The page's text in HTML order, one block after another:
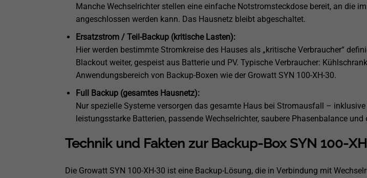
Manche Wechselrichter stellen eine einfache Notstromsteckdose bereit, an die
angeschlossen werden kann. Das Hausnetz bleibt abgeschaltet.
Ersatzstrom / Teil-Backup (kritische Lasten):
Hier werden bestimmte Stromkreise des Hauses als „kritische Verbraucher“
Blackout weiter, gespeist aus Batterie und PV. Typische Verbraucher:
Anwendungsbereich von Backup-Boxen wie der Growatt SYN 100-XH-30.
Full Backup (gesamtes Hausnetz):
Nur spezielle Systeme versorgen das gesamte Haus bei Stromausfall –
leistungsstarke Batterien, passende Wechselrichter, saubere Phasenbalance
Technik und Fakten zur Backup-Box SYN 100-
Die Growatt SYN 100-XH-30 ist eine Backup-Lösung, die in Verbindung mit